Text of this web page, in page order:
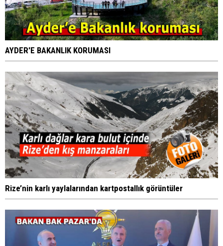
AYDER'E BAKANLIK KORUMASI
Rize’nin karlı yaylalarından kartpostallık görüntüler